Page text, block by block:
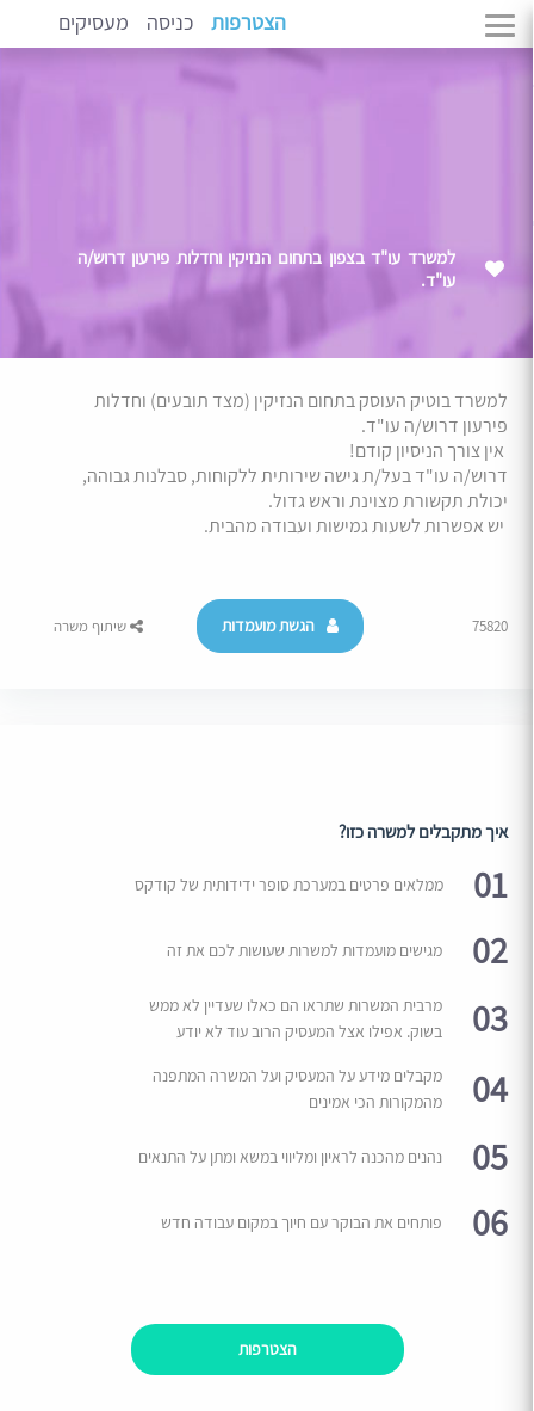
הצטרפות כניסה מעסיקים
למשרד עו"ד בצפון בתחום הנזיקין וחדלות פירעון דרוש/ה
עו"ד.
למשרד בוטיק העוסק בתחום הנזיקין (מצד תובעים) וחדלות
פירעון דרוש/ה עו"ד.
אין צורך הניסיון קודם!
דרוש/ה עו"ד בעל/ת גישה שירותית ללקוחות, סבלנות גבוהה,
יכולת תקשורת מצוינת וראש גדול.
יש אפשרות לשעות גמישות ועבודה מהבית.
75820 הגשת מועמדות שיתוף משרה
איך מתקבלים למשרה כזו?
01 ממלאים פרטים במערכת סופר ידידותית של קודקס
02 מגישים מועמדות למשרות שעושות לכם את זה
03
מרבית המשרות שתראו הם כאלו שעדיין לא ממש
בשוק. אפילו אצל המעסיק הרוב עוד לא יודע
04
מקבלים מידע על המעסיק ועל המשרה המתפנה
מהמקורות הכי אמינים
05 נהנים מהכנה לראיון ומליווי במשא ומתן על התנאים
06 פותחים את הבוקר עם חיוך במקום עבודה חדש
הצטרפות